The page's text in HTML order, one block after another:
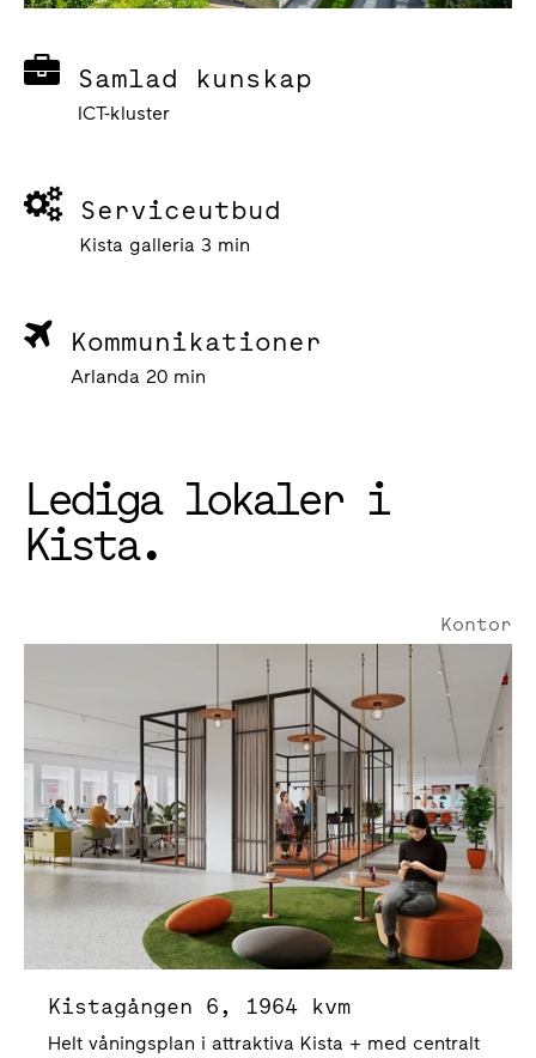
Samlad kunskap
ICT-kluster
Serviceutbud
Kista galleria 3 min
Kommunikationer
Arlanda 20 min
Lediga lokaler i
Kista.
Kontor
Kistagången 6, 1964 kvm
Helt våningsplan i attraktiva Kista + med centralt